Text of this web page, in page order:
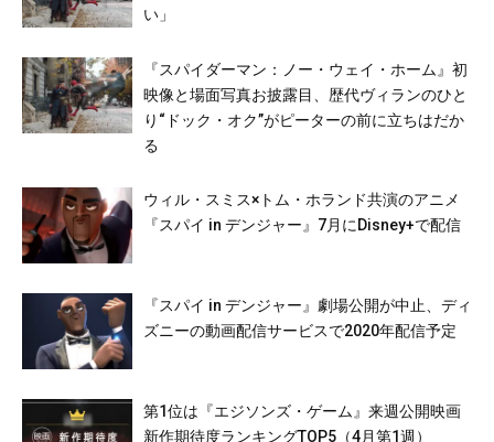
い」
『スパイダーマン：ノー・ウェイ・ホーム』初
映像と場面写真お披露目、歴代ヴィランのひと
り“ドック・オク”がピーターの前に立ちはだか
る
ウィル・スミス×トム・ホランド共演のアニメ
『スパイ in デンジャー』7月にDisney+で配信
『スパイ in デンジャー』劇場公開が中止、ディ
ズニーの動画配信サービスで2020年配信予定
第1位は『エジソンズ・ゲーム』来週公開映画
新作期待度ランキングTOP5（4月第1週）